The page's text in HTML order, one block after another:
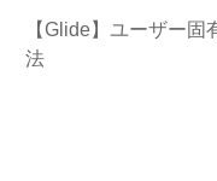
【Glide】ユーザー
法